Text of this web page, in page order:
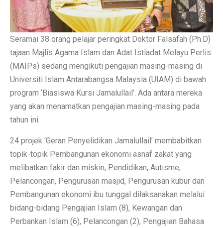
Seramai 38 orang pelajar peringkat Doktor Falsafah (Ph.D)
tajaan Majlis Agama Islam dan Adat Istiadat Melayu Perlis
(MAIPs) sedang mengikuti pengajian masing-masing di
Universiti Islam Antarabangsa Malaysia (UIAM) di bawah
program ‘Biasiswa Kursi Jamalullail’. Ada antara mereka
yang akan menamatkan pengajian masing-masing pada
tahun ini.
24 projek ‘Geran Penyelidikan Jamalullail’ membabitkan
topik-topik Pembangunan ekonomi asnaf zakat yang
melibatkan fakir dan miskin, Pendidikan, Autisme,
Pelancongan, Pengurusan masjid, Pengurusan kubur dan
Pembangunan ekonomi ibu tunggal dilaksanakan melalui
bidang-bidang Pengajian Islam (8), Kewangan dan
Perbankan Islam (6), Pelancongan (2), Pengajian Bahasa